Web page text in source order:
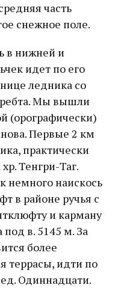
часть
снежное поле.
в нижней и
идет по его
ледника со
Мы вышли
(орографически)
Первые 2 км
практически
Тенгри-Таг.
немного наискось
в районе ручья с
и карману
в. 5145 м. За
более
террасы, идти по
Одиннадцати.